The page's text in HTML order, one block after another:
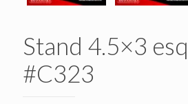
Stand 4.5×3
#C323